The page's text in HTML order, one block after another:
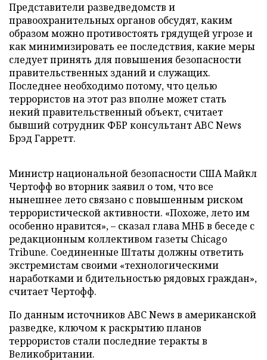
Представители разведведомств и
правоохранительных органов обсудят, каким
образом можно противостоять грядущей угрозе и
как минимизировать ее последствия, какие меры
следует принять для повышения безопасности
правительственных зданий и служащих.
Последнее необходимо потому, что целью
террористов на этот раз вполне может стать
некий правительственный объект, считает
бывший сотрудник ФБР консультант ABC News
Брэд Гарретт.
Министр национальной безопасности США Майкл
Чертофф во вторник заявил о том, что все
нынешнее лето связано с повышенным риском
террористической активности. «Похоже, лето им
особенно нравится», – сказал глава МНБ в беседе с
редакционным коллективом газеты Chicago
Tribune. Соединенные Штаты должны ответить
экстремистам своими «технологическими
наработками и бдительностью рядовых граждан»,
считает Чертофф.
По данным источников ABC News в американской
разведке, ключом к раскрытию планов
террористов стали последние теракты в
Великобритании.